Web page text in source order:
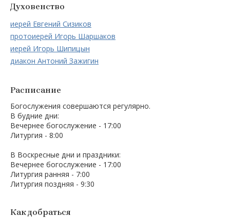
Духовенство
иерей Евгений Сизиков
протоиерей Игорь Шаршаков
иерей Игорь Шипицын
диакон Антоний Зажигин
Расписание
Богослужения совершаются регулярно.
В будние дни:
Вечернее богослужение - 17:00
Литургия - 8:00
В Воскресные дни и праздники:
Вечернее богослужение - 17:00
Литургия ранняя - 7:00
Литургия поздняя - 9:30
Как добраться